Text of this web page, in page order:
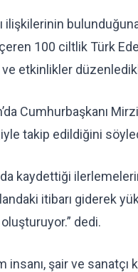
ilişkilerinin
100 ciltlik Türk
ve etkinlikler
Cumhurbaşkanı
takip edildiğini
kaydettiği
itibarı giderek
dedi.
insanı, şair ve sanatçı